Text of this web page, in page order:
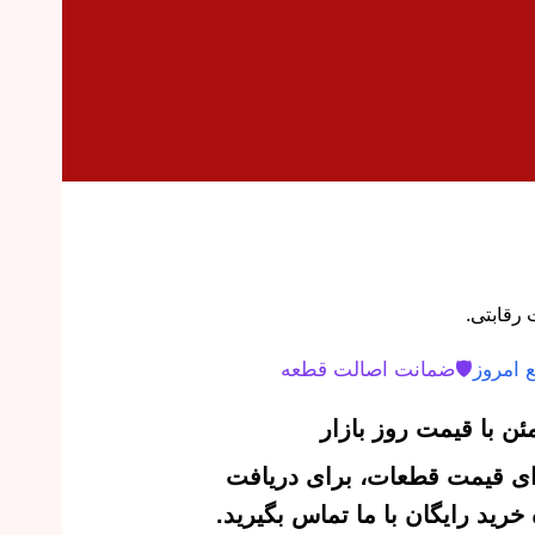
امروز 🛡️ضمانت اصالت قطعه
با قیمت روز بازار
قیمت قطعات، برای دریافت
رایگان با ما تماس بگیرید.